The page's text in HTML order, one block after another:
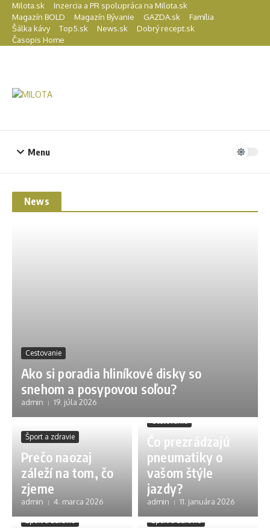
Preskočiť na obsah
Milota.sk
Inzercia a PR spolupráca na Milota.sk
Magazín BOLD
Magazín Bývanie GAZDA.sk
Família
Šálka kávy
Top5.sk News.sk
Dobrý recept.sk
Časopis Home
Menu
News
Cestovanie
Ako si poradia hliníkové disky so
snehom a posypovou soľou?
admin 19. júla 2026
Šport a zdravie
Prečo naozaj
záleží na tom, čo
zjeme
admin 4. marca 2026
Cestovanie
Čo prezrádzajú
pneumatiky o
vašom štýle
jazdy?
admin 11. januára 2026
Šport a zdravie Šport a zdravie